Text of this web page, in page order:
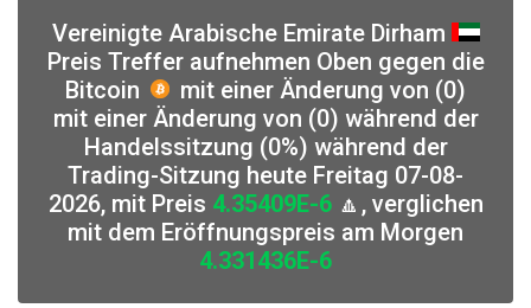
Vereinigte Arabische Emirate Dirham
Preis Treffer aufnehmen Oben gegen die
Bitcoin
mit einer Änderung von (0)
mit einer Änderung von (0) während der
Handelssitzung (0%) während der
Trading-Sitzung heute Freitag 07-08-
2026, mit Preis 4.35409E-6🔼, verglichen
mit dem Eröffnungspreis am Morgen
4.331436E-6